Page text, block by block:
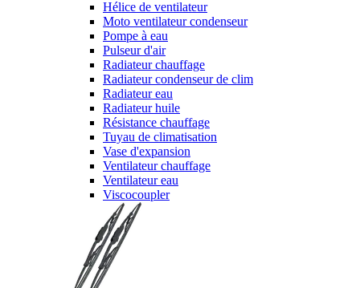
Hélice de ventilateur
Moto ventilateur condenseur
Pompe à eau
Pulseur d'air
Radiateur chauffage
Radiateur condenseur de clim
Radiateur eau
Radiateur huile
Résistance chauffage
Tuyau de climatisation
Vase d'expansion
Ventilateur chauffage
Ventilateur eau
Viscocoupler